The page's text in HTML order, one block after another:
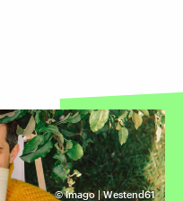
©Imago | Westend61